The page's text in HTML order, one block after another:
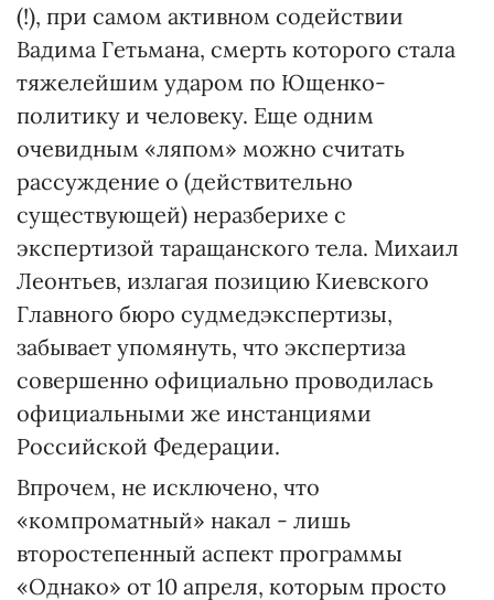
(!), при самом активном содействии
Вадима Гетьмана, смерть которого стала
тяжелейшим ударом по Ющенко-
политику и человеку. Еще одним
очевидным «ляпом» можно считать
рассуждение о (действительно
существующей) неразберихе с
экспертизой таращанского тела. Михаил
Леонтьев, излагая позицию Киевского
Главного бюро судмедэкспертизы,
забывает упомянуть, что экспертиза
совершенно официально проводилась
официальными же инстанциями
Российской Федерации.
Впрочем, не исключено, что
«компроматный» накал - лишь
второстепенный аспект программы
«Однако» от 10 апреля, которым просто